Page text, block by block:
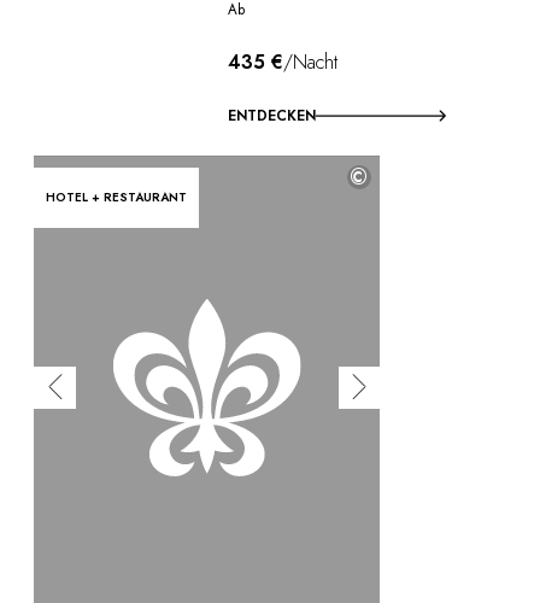
Ab
435 €/Nacht
ENTDECKEN
HOTEL + RESTAURANT
©